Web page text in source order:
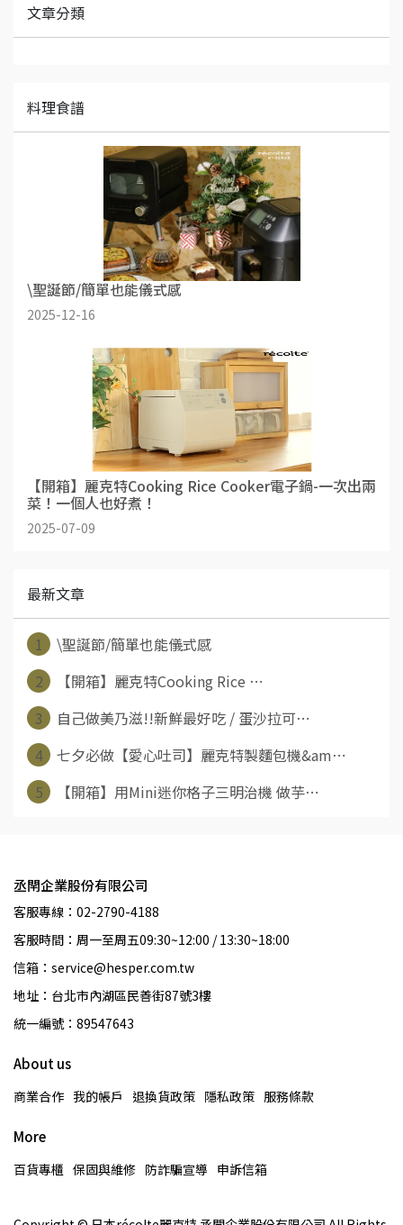
文章分類
料理食譜
\聖誕節/簡單也能儀式感
2025-12-16
【開箱】麗克特Cooking Rice Cooker電子鍋-一次出兩
菜！一個人也好煮！
2025-07-09
最新文章
1
\聖誕節/簡單也能儀式感
2
【開箱】麗克特Cooking Rice ⋯
3
自己做美乃滋!!新鮮最好吃 / 蛋沙拉可⋯
4
七夕必做【愛心吐司】麗克特製麵包機&am⋯
5
【開箱】用Mini迷你格子三明治機 做芋⋯
丞閈企業股份有限公司
客服專線：02-2790-4188
客服時間：周一至周五09:30~12:00 / 13:30~18:00
信箱：service@hesper.com.tw
地址：台北市內湖區民善街87號3樓
統一編號：89547643
About us
商業合作 我的帳戶 退換貨政策 隱私政策 服務條款
More
百貨專櫃 保固與維修 防詐騙宣導 申訴信箱